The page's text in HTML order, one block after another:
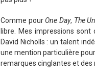
Comme pour One Day, The
libre. Mes impressions sont
David Nicholls : un talent
une mention particulière
remarques cinglantes et des